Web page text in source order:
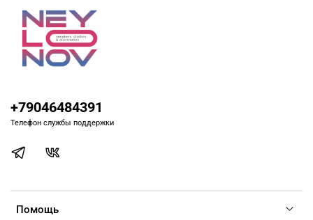
Помощь
+79046484391
Телефон службы поддержки